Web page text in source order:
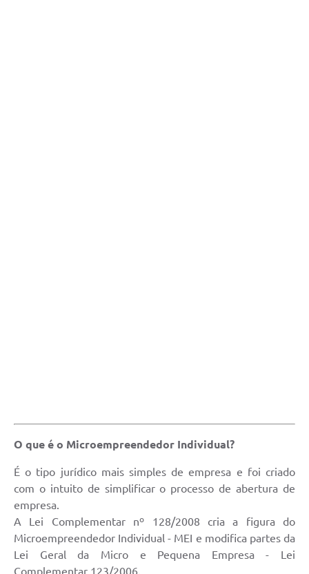
O que é o Microempreendedor Individual?
É o tipo jurídico mais simples de empresa e foi criado
com o intuito de simplificar o processo de abertura de
empresa.
A Lei Complementar nº 128/2008 cria a figura do
Microempreendedor Individual - MEI e modifica partes da
Lei Geral da Micro e Pequena Empresa - Lei
Complementar 123/2006.